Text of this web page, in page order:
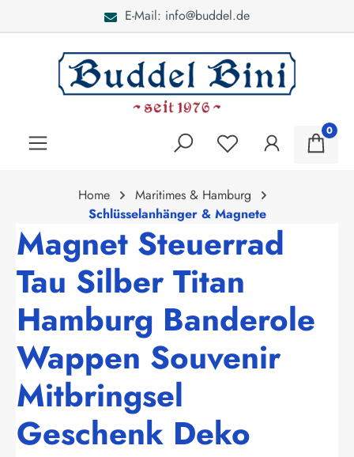
E-Mail: info@buddel.de
0
Home
Maritimes & Hamburg
Schlüsselanhänger & Magnete
Magnet Steuerrad
Tau Silber Titan
Hamburg Banderole
Wappen Souvenir
Mitbringsel
Geschenk Deko